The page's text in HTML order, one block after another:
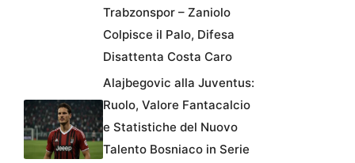
Trabzonspor – Zaniolo
Colpisce il Palo, Difesa
Disattenta Costa Caro
Alajbegovic alla Juventus:
Ruolo, Valore Fantacalcio
e Statistiche del Nuovo
Talento Bosniaco in Serie